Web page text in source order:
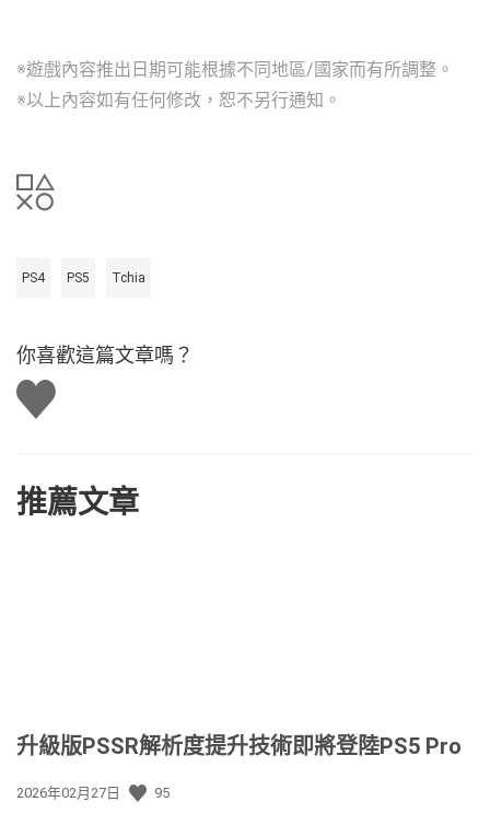
※遊戲內容推出日期可能根據不同地區/國家而有所調整。
※以上內容如有任何修改，恕不另行通知。
PS4 PS5 Tchia
你喜歡這篇文章嗎？
讚
推薦文章
升級版PSSR解析度提升技術即將登陸PS5 Pro
發
2026年02月27日 95